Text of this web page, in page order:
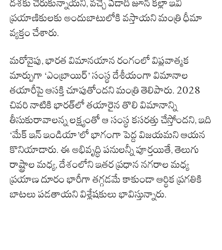
దశకు చేరుకున్నాయని, వచ్చే ఏడాది జూన్ కల్లా ఇవి
ప్రయాణికులకు అందుబాటులోకి వస్తాయని మంత్రి ధీమా
వ్యక్తం చేశారు.
మరోవైపు, భారత విమానయాన రంగంలో విప్లవాత్మక
మార్పుగా ‘ఎంబ్రాయిర్’ సంస్థ దేశీయంగా విమానాల
తయారీపై ఆసక్తి చూపుతోందని మంత్రి తెలిపారు. 2028
చివరి నాటికి భారత్‌లో తయారైన తొలి విమానాన్ని
తీసుకురావాలన్న లక్ష్యంతో ఆ సంస్థ కసరత్తు చేస్తోందని, ఇది
‘మేక్ ఇన్ ఇండియా’లో భాగంగా పెద్ద విజయమని ఆయన
కొనియాడారు. ఈ అభివృద్ధి పనులన్నీ పూర్తయితే, తెలుగు
రాష్ట్రాల మధ్య, దేశంలోని ఇతర ప్రధాన నగరాల మధ్య
ప్రయాణ దూరం భారీగా తగ్గడమే కాకుండా ఆర్థిక ప్రగతికి
బాటలు పడతాయని విశ్లేషకులు భావిస్తున్నారు.